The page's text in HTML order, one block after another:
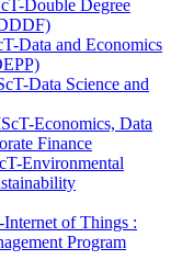
Double Degree
Data and Economics
Data Science and
Economics, Data
Finance
Environmental
of Things :
Program